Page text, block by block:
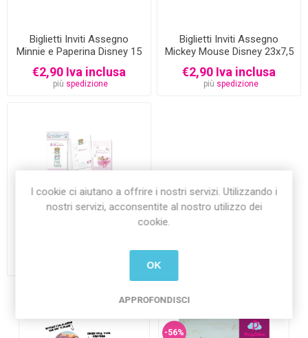
Biglietti Inviti Assegno
Minnie e Paperina Disney 15
pezzi
€2,90 Iva inclusa
più spedizione
Biglietti Inviti Assegno
Mickey Mouse Disney 23x7,5
cm 15 pezzi
€2,90 Iva inclusa
più spedizione
-56%
I cookie ci aiutano a offrire i nostri servizi. Utilizzando i
nostri servizi, acconsentite al nostro utilizzo dei
cookie.
OK
APPROFONDISCI